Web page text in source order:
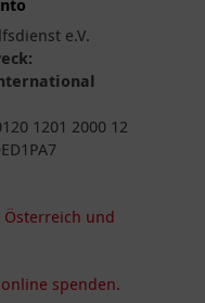
e.V.
1201 2000 12
und
spenden.